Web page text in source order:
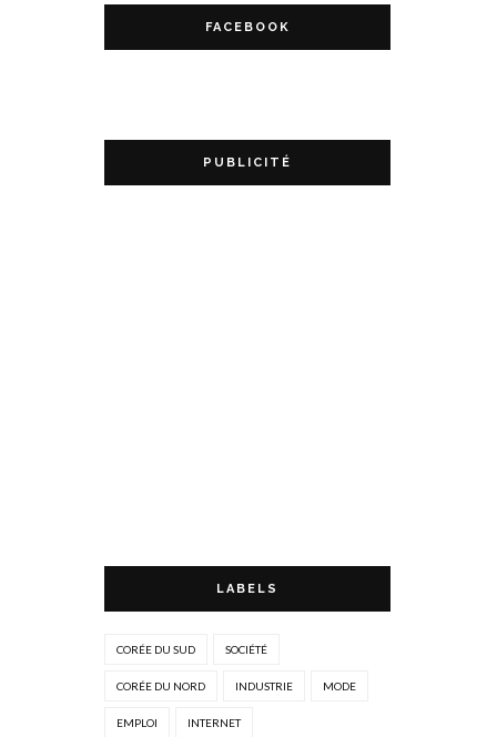
FACEBOOK
PUBLICITÉ
LABELS
CORÉE DU SUD SOCIÉTÉ
CORÉE DU NORD INDUSTRIE MODE
EMPLOI INTERNET